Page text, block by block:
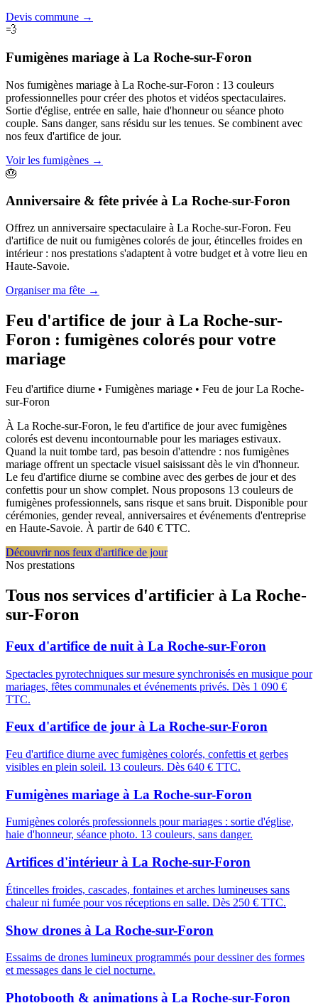
Devis commune →
💨
Fumigènes mariage à La Roche-sur-Foron
Nos fumigènes mariage à La Roche-sur-Foron : 13 couleurs
professionnelles pour créer des photos et vidéos spectaculaires.
Sortie d'église, entrée en salle, haie d'honneur ou séance photo
couple. Sans danger, sans résidu sur les tenues. Se combinent avec
nos feux d'artifice de jour.
Voir les fumigènes →
🎂
Anniversaire & fête privée à La Roche-sur-Foron
Offrez un anniversaire spectaculaire à La Roche-sur-Foron. Feu
d'artifice de nuit ou fumigènes colorés de jour, étincelles froides en
intérieur : nos prestations s'adaptent à votre budget et à votre lieu en
Haute-Savoie.
Organiser ma fête →
Feu d'artifice de jour à La Roche-sur-
Foron : fumigènes colorés pour votre
mariage
Feu d'artifice diurne • Fumigènes mariage • Feu de jourLa Roche-
sur-Foron
À La Roche-sur-Foron, le feu d'artifice de jour avec fumigènes
colorés est devenu incontournable pour les mariages estivaux.
Quand la nuit tombe tard, pas besoin d'attendre : nos fumigènes
mariage offrent un spectacle visuel saisissant dès le vin d'honneur.
Le feu d'artifice diurne se combine avec des gerbes de jour et des
confettis pour un show complet. Nous proposons 13 couleurs de
fumigènes professionnels, sans risque et sans bruit. Disponible pour
cérémonies, gender reveal, anniversaires et événements d'entreprise
en Haute-Savoie. À partir de 640 € TTC.
Découvrir nos feux d'artifice de jour
Nos prestations
Tous nos services d'artificier à La Roche-
sur-Foron
Feux d'artifice de nuit à La Roche-sur-Foron
Spectacles pyrotechniques sur mesure synchronisés en musique pour
mariages, fêtes communales et événements privés. Dès 1 090 €
TTC.
Feux d'artifice de jour à La Roche-sur-Foron
Feu d'artifice diurne avec fumigènes colorés, confettis et gerbes
visibles en plein soleil. 13 couleurs. Dès 640 € TTC.
Fumigènes mariage à La Roche-sur-Foron
Fumigènes colorés professionnels pour mariages : sortie d'église,
haie d'honneur, séance photo. 13 couleurs, sans danger.
Artifices d'intérieur à La Roche-sur-Foron
Étincelles froides, cascades, fontaines et arches lumineuses sans
chaleur ni fumée pour vos réceptions en salle. Dès 250 € TTC.
Show drones à La Roche-sur-Foron
Essaims de drones lumineux programmés pour dessiner des formes
et messages dans le ciel nocturne.
Photobooth & animations à La Roche-sur-Foron